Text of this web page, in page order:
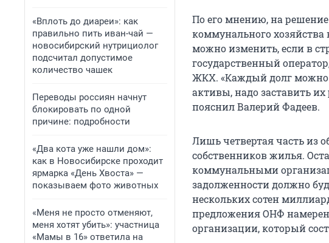
«Вплоть до диареи»: как
правильно пить иван-чай —
новосибирский нутрициолог
подсчитал допустимое
количество чашек
Переводы россиян начнут
блокировать по одной
причине: подробности
«Два кота уже нашли дом»:
как в Новосибирске проходит
ярмарка «День Хвоста» —
показываем фото животных
«Меня не просто отменяют,
меня хотят убить»: участница
«Мамы в 16» ответила на
По его мнению, на
коммунального хозяйства
можно изменить, если в
государственный
ЖКХ. «Каждый долг можно
активы, надо заставить их
пояснил Валерий Фадеев.
Лишь четвертая часть из
собственников жилья.
коммунальными
задолженности должно
нескольких сотен
предложения ОНФ
организации, который